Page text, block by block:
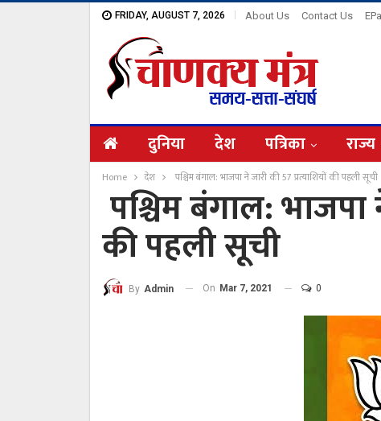
FRIDAY, AUGUST 7, 2026 About Us Contact Us
दुनिया देश पत्रिका राज्य
Home देश पश्चिम बंगाल: भाजपा ने जारी की 57 प्रत्याशियों की पहली सूची
पश्चिम बंगाल: भाजपा
की पहली सूची
By Admin On Mar 7, 2021 0